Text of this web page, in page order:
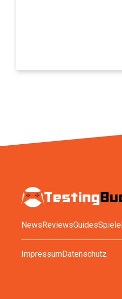
News ReviewsGuidesSpiele
ImpressumDatenschutz